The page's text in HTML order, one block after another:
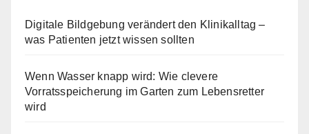
Digitale Bildgebung verändert den Klinikalltag –
was Patienten jetzt wissen sollten
Wenn Wasser knapp wird: Wie clevere
Vorratsspeicherung im Garten zum Lebensretter
wird